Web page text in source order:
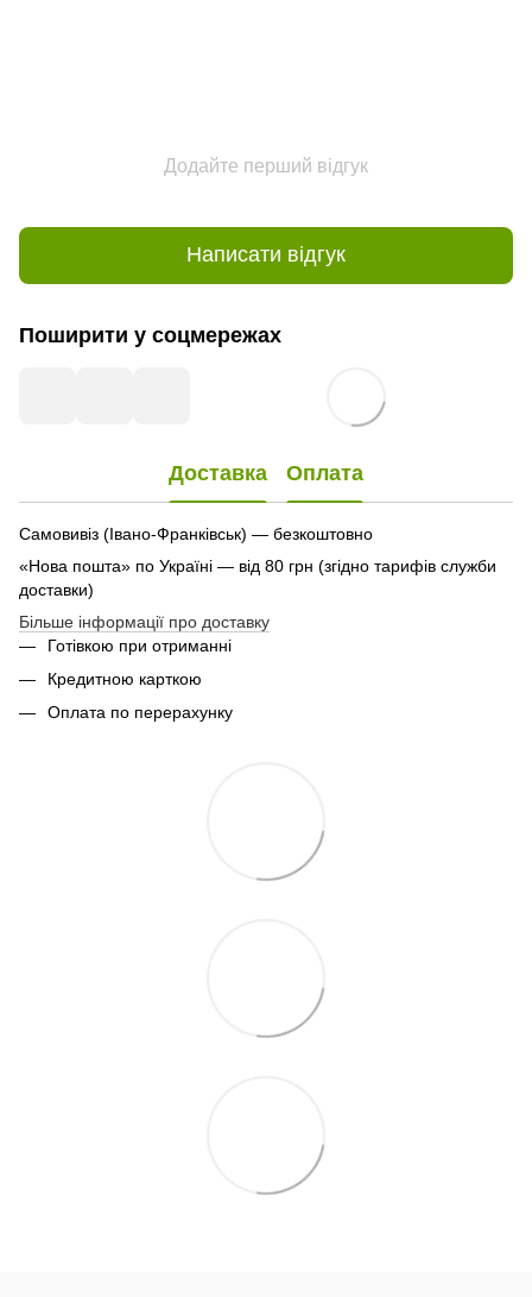
Додайте перший відгук
Написати відгук
Поширити у соцмережах
Доставка Оплата
Самовивіз (Івано-Франківськ) — безкоштовно
«Нова пошта» по Україні — від 80 грн (згідно тарифів служби
доставки)
Більше інформації про доставку
Готівкою при отриманні
Кредитною карткою
Оплата по перерахунку